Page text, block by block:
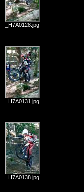
_H7A0128.jpg
_H7A0131.jpg
_H7A0138.jpg